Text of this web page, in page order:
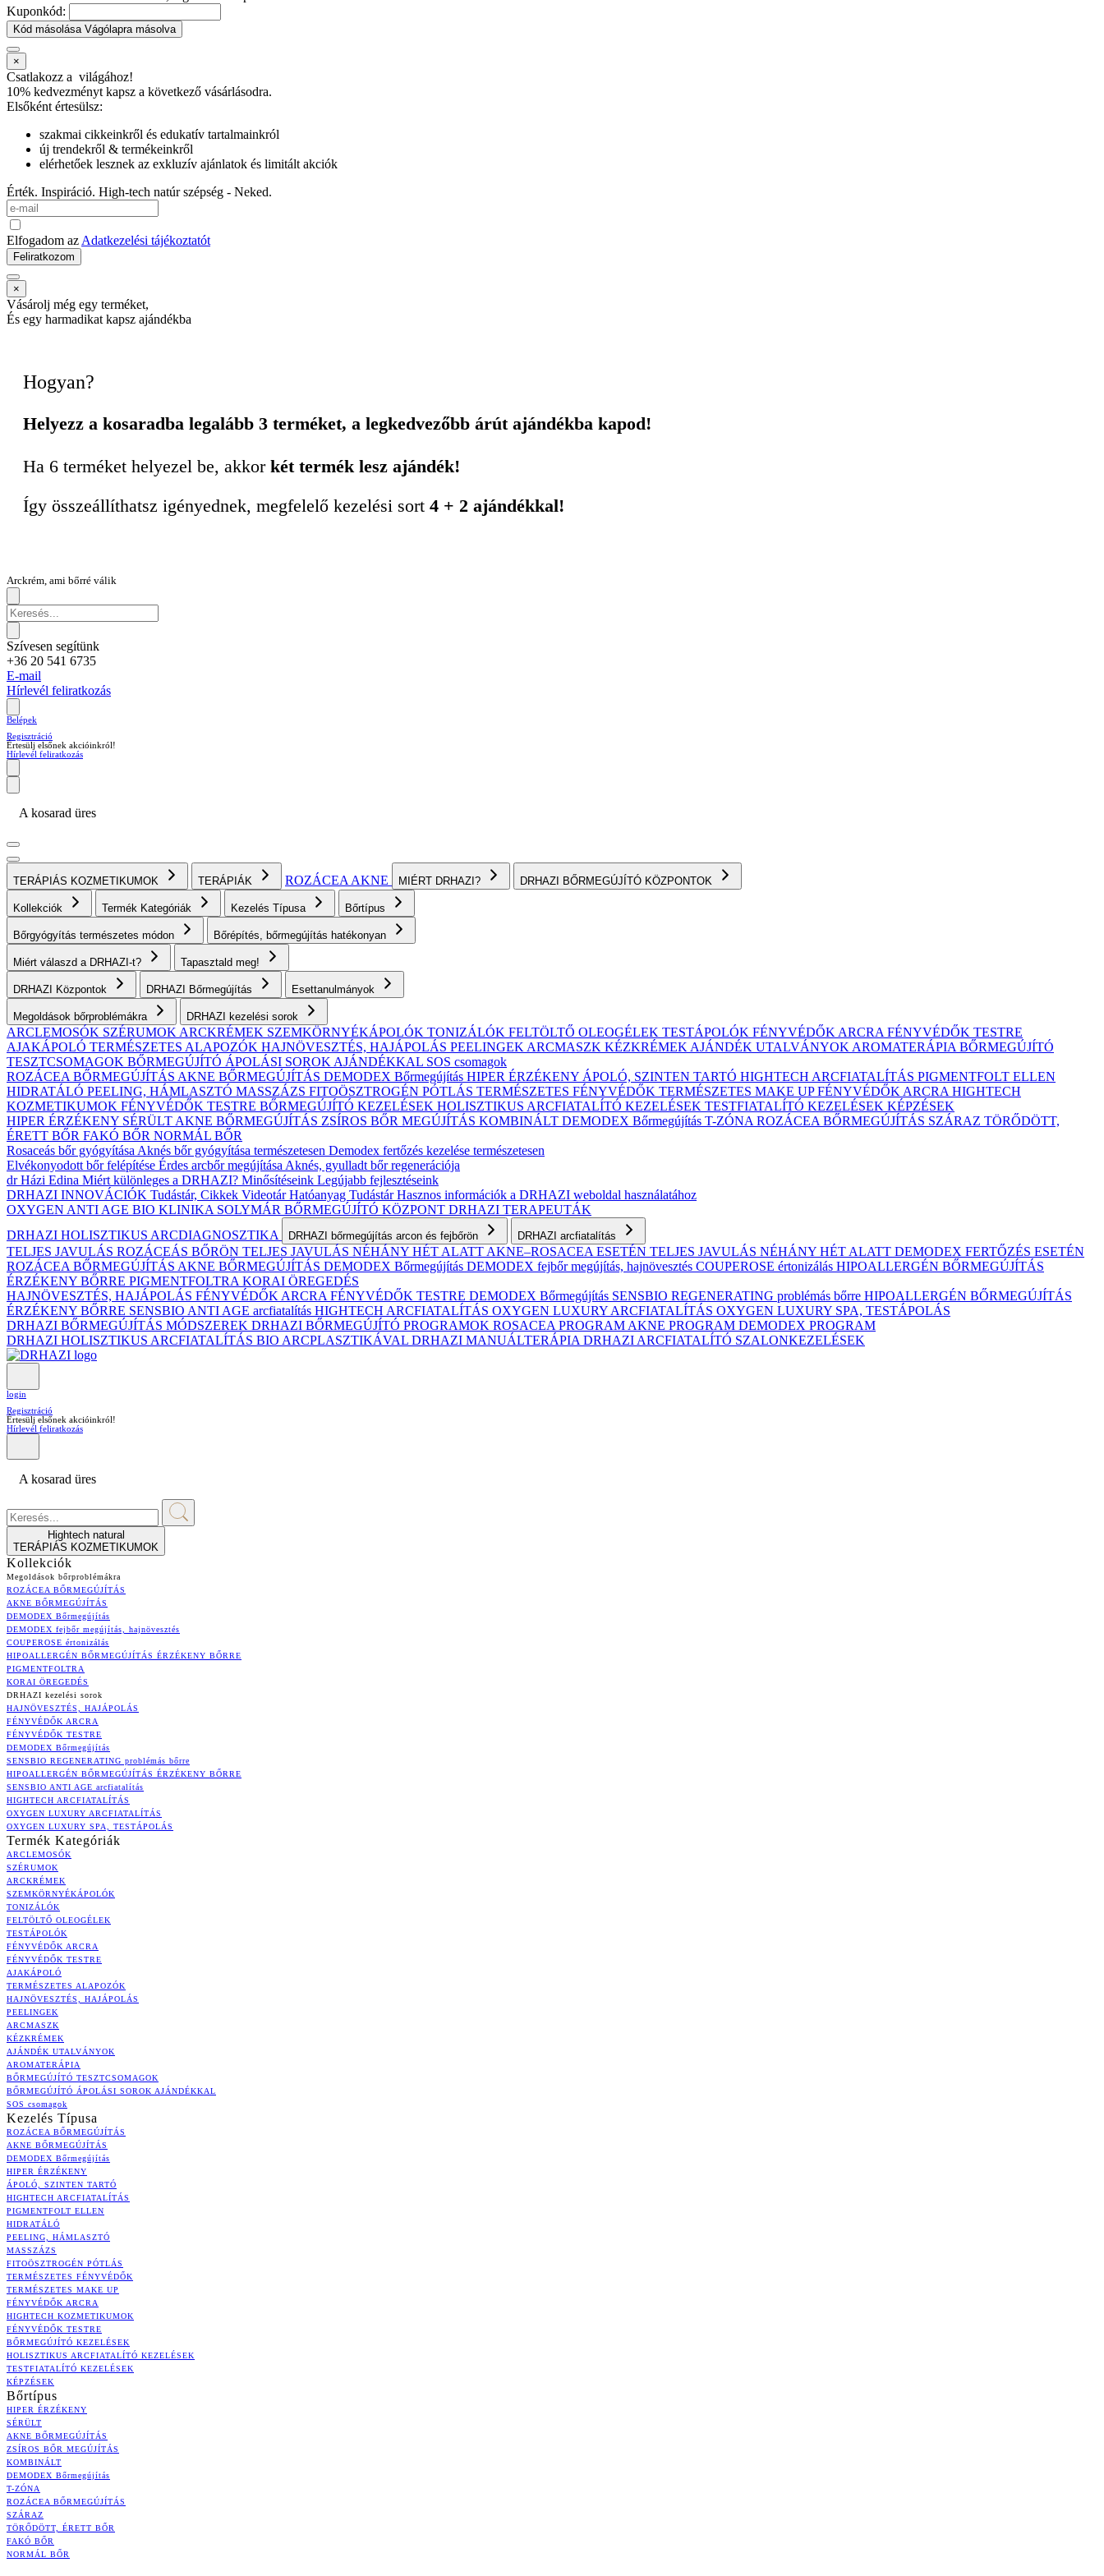
Kuponkód:
Kód másolása Vágólapra másolva
×
Csatlakozz a világához!
10% kedvezményt kapsz a következő vásárlásodra.
Elsőként értesülsz:
szakmai cikkeinkről és edukatív tartalmainkról
új trendekről & termékeinkről
elérhetőek lesznek az exkluzív ajánlatok és limitált akciók
Érték. Inspiráció. High-tech natúr szépség - Neked.
Elfogadom az Adatkezelési tájékoztatót
Feliratkozom
×
Vásárolj még egy terméket,
És egy harmadikat kapsz ajándékba
Hogyan?
Helyezz a kosaradba legalább 3 terméket, a legkedvezőbb árút ajándékba kapod!
Ha 6 terméket helyezel be, akkor két termék lesz ajándék!
Így összeállíthatsz igényednek, megfelelő kezelési sort 4 + 2 ajándékkal!
Arckrém, ami bőrré válik
Szívesen segítünk
+36 20 541 6735
E-mail
Hírlevél feliratkozás
Belépek
Regisztráció
Értesülj elsőnek akcióinkról!
Hírlevél feliratkozás
A kosarad üres
TERÁPIÁS KOZMETIKUMOK TERÁPIÁK ROZÁCEA AKNE MIÉRT DRHAZI? DRHAZI BŐRMEGÚJÍTÓ KÖZPONTOK
Kollekciók Termék Kategóriák Kezelés Típusa Bőrtípus
Bőrgyógyítás természetes módon Bőrépítés, bőrmegújítás hatékonyan
Miért válaszd a DRHAZI-t? Tapasztald meg!
DRHAZI Központok DRHAZI Bőrmegújítás Esettanulmányok
Megoldások bőrproblémákra DRHAZI kezelési sorok
ARCLEMOSÓK SZÉRUMOK ARCKRÉMEK SZEMKÖRNYÉKÁPOLÓK TONIZÁLÓK FELTÖLTŐ OLEOGÉLEK TESTÁPOLÓK FÉNYVÉDŐK ARCRA FÉNYVÉDŐK TESTRE
AJAKÁPOLÓ TERMÉSZETES ALAPOZÓK HAJNÖVESZTÉS, HAJÁPOLÁS PEELINGEK ARCMASZK KÉZKRÉMEK AJÁNDÉK UTALVÁNYOK AROMATERÁPIA BŐRMEGÚJÍTÓ
TESZTCSOMAGOK BŐRMEGÚJÍTÓ ÁPOLÁSI SOROK AJÁNDÉKKAL SOS csomagok
ROZÁCEA BŐRMEGÚJÍTÁS AKNE BŐRMEGÚJÍTÁS DEMODEX Bőrmegújítás HIPER ÉRZÉKENY ÁPOLÓ, SZINTEN TARTÓ HIGHTECH ARCFIATALÍTÁS PIGMENTFOLT ELLEN
HIDRATÁLÓ PEELING, HÁMLASZTÓ MASSZÁZS FITOÖSZTROGÉN PÓTLÁS TERMÉSZETES FÉNYVÉDŐK TERMÉSZETES MAKE UPFÉNYVÉDŐK ARCRA HIGHTECH
KOZMETIKUMOK FÉNYVÉDŐK TESTRE BŐRMEGÚJÍTÓ KEZELÉSEK HOLISZTIKUS ARCFIATALÍTÓ KEZELÉSEK TESTFIATALÍTÓ KEZELÉSEK KÉPZÉSEK
HIPER ÉRZÉKENY SÉRÜLT AKNE BŐRMEGÚJÍTÁS ZSÍROS BŐR MEGÚJÍTÁS KOMBINÁLT DEMODEX Bőrmegújítás T-ZÓNA ROZÁCEA BŐRMEGÚJÍTÁS SZÁRAZ TÖRŐDÖTT,
ÉRETT BŐR FAKÓ BŐR NORMÁL BŐR
Rosaceás bőr gyógyítása Aknés bőr gyógyítása természetesen Demodex fertőzés kezelése természetesen
Elvékonyodott bőr felépítése Érdes arcbőr megújítása Aknés, gyulladt bőr regenerációja
dr Házi Edina Miért különleges a DRHAZI? Minősítéseink Legújabb fejlesztéseink
DRHAZI INNOVÁCIÓK Tudástár, Cikkek VideotárHatóanyag TudástárHasznos információk a DRHAZI weboldal használatához
OXYGEN ANTI AGE BIO KLINIKA SOLYMÁR BŐRMEGÚJÍTÓ KÖZPONT DRHAZI TERAPEUTÁK
DRHAZI HOLISZTIKUS ARCDIAGNOSZTIKA
DRHAZI bőrmegújítás arcon és fejbőrön DRHAZI arcfiatalítás
TELJES JAVULÁS ROZÁCEÁS BŐRÖN TELJES JAVULÁS NÉHÁNY HÉT ALATT AKNE–ROSACEA ESETÉN TELJES JAVULÁS NÉHÁNY HÉT ALATT DEMODEX FERTŐZÉS ESETÉN
ROZÁCEA BŐRMEGÚJÍTÁS AKNE BŐRMEGÚJÍTÁS DEMODEX Bőrmegújítás DEMODEX fejbőr megújítás, hajnövesztés COUPEROSE értonizálás HIPOALLERGÉN BŐRMEGÚJÍTÁS
ÉRZÉKENY BŐRRE PIGMENTFOLTRA KORAI ÖREGEDÉS
HAJNÖVESZTÉS, HAJÁPOLÁS FÉNYVÉDŐK ARCRA FÉNYVÉDŐK TESTRE DEMODEX Bőrmegújítás SENSBIO REGENERATING problémás bőrre HIPOALLERGÉN BŐRMEGÚJÍTÁS
ÉRZÉKENY BŐRRE SENSBIO ANTI AGE arcfiatalítás HIGHTECH ARCFIATALÍTÁS OXYGEN LUXURY ARCFIATALÍTÁS OXYGEN LUXURY SPA, TESTÁPOLÁS
DRHAZI BŐRMEGÚJÍTÁS MÓDSZEREK DRHAZI BŐRMEGÚJÍTÓ PROGRAMOK ROSACEA PROGRAM AKNE PROGRAM DEMODEX PROGRAM
DRHAZI HOLISZTIKUS ARCFIATALÍTÁS BIO ARCPLASZTIKÁVAL DRHAZI MANUÁLTERÁPIA DRHAZI ARCFIATALÍTÓ SZALONKEZELÉSEK
login
Regisztráció
Értesülj elsőnek akcióinkról!
Hírlevél feliratkozás
A kosarad üres
Hightech natural
TERÁPIÁS KOZMETIKUMOK
Kollekciók
Megoldások bőrproblémákra
ROZÁCEA BŐRMEGÚJÍTÁS
AKNE BŐRMEGÚJÍTÁS
DEMODEX Bőrmegújítás
DEMODEX fejbőr megújítás, hajnövesztés
COUPEROSE értonizálás
HIPOALLERGÉN BŐRMEGÚJÍTÁS ÉRZÉKENY BŐRRE
PIGMENTFOLTRA
KORAI ÖREGEDÉS
DRHAZI kezelési sorok
HAJNÖVESZTÉS, HAJÁPOLÁS
FÉNYVÉDŐK ARCRA
FÉNYVÉDŐK TESTRE
DEMODEX Bőrmegújítás
SENSBIO REGENERATING problémás bőrre
HIPOALLERGÉN BŐRMEGÚJÍTÁS ÉRZÉKENY BŐRRE
SENSBIO ANTI AGE arcfiatalítás
HIGHTECH ARCFIATALÍTÁS
OXYGEN LUXURY ARCFIATALÍTÁS
OXYGEN LUXURY SPA, TESTÁPOLÁS
Termék Kategóriák
ARCLEMOSÓK
SZÉRUMOK
ARCKRÉMEK
SZEMKÖRNYÉKÁPOLÓK
TONIZÁLÓK
FELTÖLTŐ OLEOGÉLEK
TESTÁPOLÓK
FÉNYVÉDŐK ARCRA
FÉNYVÉDŐK TESTRE
AJAKÁPOLÓ
TERMÉSZETES ALAPOZÓK
HAJNÖVESZTÉS, HAJÁPOLÁS
PEELINGEK
ARCMASZK
KÉZKRÉMEK
AJÁNDÉK UTALVÁNYOK
AROMATERÁPIA
BŐRMEGÚJÍTÓ TESZTCSOMAGOK
BŐRMEGÚJÍTÓ ÁPOLÁSI SOROK AJÁNDÉKKAL
SOS csomagok
Kezelés Típusa
ROZÁCEA BŐRMEGÚJÍTÁS
AKNE BŐRMEGÚJÍTÁS
DEMODEX Bőrmegújítás
HIPER ÉRZÉKENY
ÁPOLÓ, SZINTEN TARTÓ
HIGHTECH ARCFIATALÍTÁS
PIGMENTFOLT ELLEN
HIDRATÁLÓ
PEELING, HÁMLASZTÓ
MASSZÁZS
FITOÖSZTROGÉN PÓTLÁS
TERMÉSZETES FÉNYVÉDŐK
TERMÉSZETES MAKE UP
FÉNYVÉDŐK ARCRA
HIGHTECH KOZMETIKUMOK
FÉNYVÉDŐK TESTRE
BŐRMEGÚJÍTÓ KEZELÉSEK
HOLISZTIKUS ARCFIATALÍTÓ KEZELÉSEK
TESTFIATALÍTÓ KEZELÉSEK
KÉPZÉSEK
Bőrtípus
HIPER ÉRZÉKENY
SÉRÜLT
AKNE BŐRMEGÚJÍTÁS
ZSÍROS BŐR MEGÚJÍTÁS
KOMBINÁLT
DEMODEX Bőrmegújítás
T-ZÓNA
ROZÁCEA BŐRMEGÚJÍTÁS
SZÁRAZ
TÖRŐDÖTT, ÉRETT BŐR
FAKÓ BŐR
NORMÁL BŐR